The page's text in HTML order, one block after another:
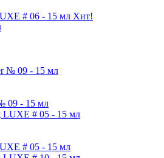
# 06 - 15 мл Хит!
09 - 15 мл
# 05 - 15 мл